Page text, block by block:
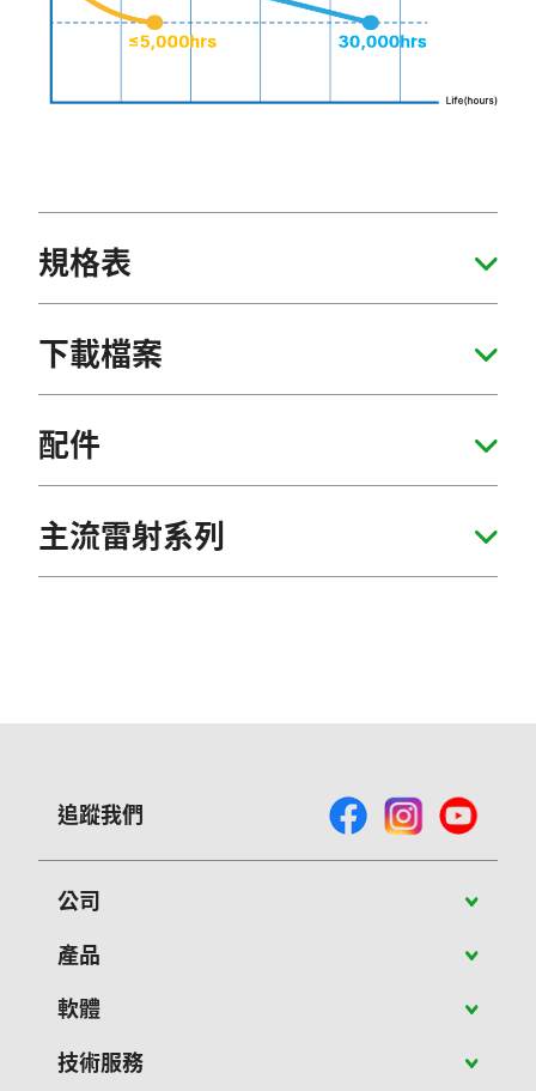
規格表
下載檔案
配件
主流雷射系列
追蹤我們
公司
關於Vivitek
最新消息
產品
攜帶型投影機
教育應用投影機
軟體
PJ-Control 軟體
技術服務